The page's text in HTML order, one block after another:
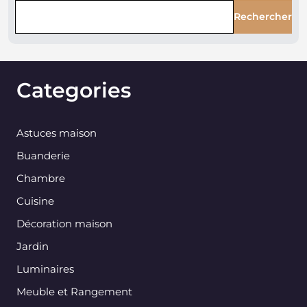
Rechercher
Categories
Astuces maison
Buanderie
Chambre
Cuisine
Décoration maison
Jardin
Luminaires
Meuble et Rangement